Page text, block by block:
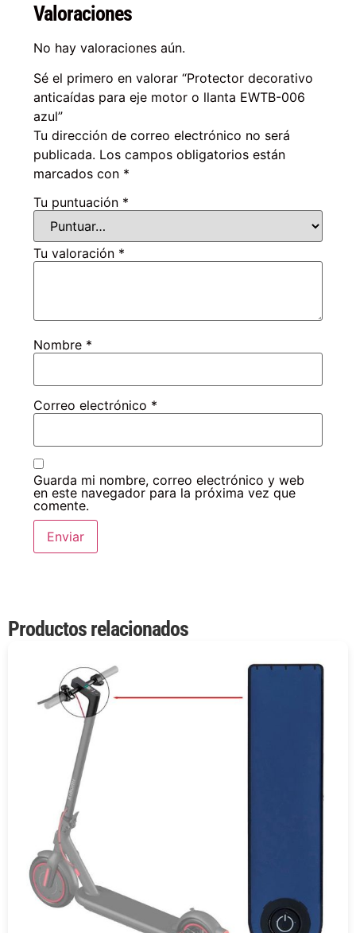
Valoraciones
No hay valoraciones aún.
Sé el primero en valorar “Protector decorativo
anticaídas para eje motor o llanta EWTB-006
azul”
Tu dirección de correo electrónico no será
publicada. Los campos obligatorios están
marcados con *
Tu puntuación *
Tu valoración *
Nombre *
Correo electrónico *
Guarda mi nombre, correo electrónico y web
en este navegador para la próxima vez que
comente.
Productos relacionados